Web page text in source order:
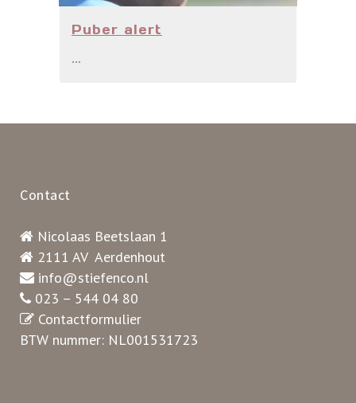
Puber alert
...
Contact
Nicolaas Beetslaan 1
2111 AV Aerdenhout
info@stiefenco.nl
023 – 544 04 80
Contactformulier
BTW nummer: NL001531723